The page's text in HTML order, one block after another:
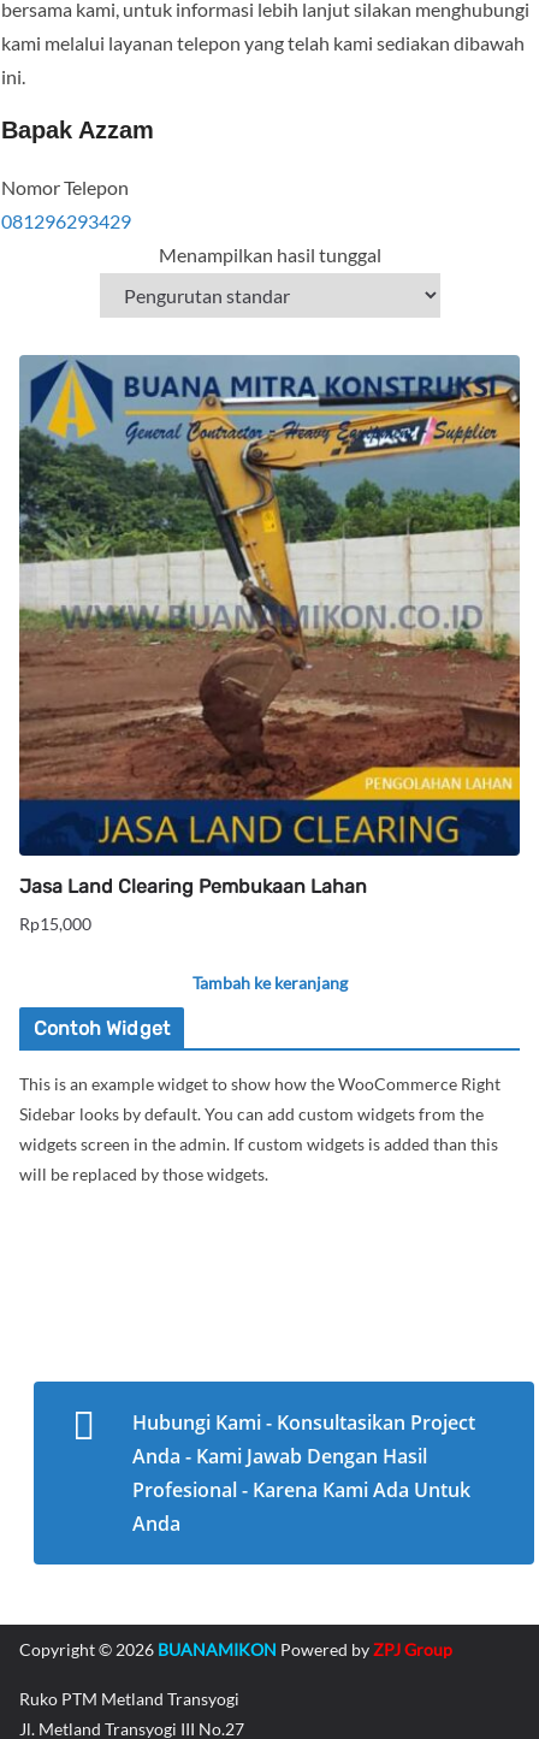
bersama kami, untuk informasi lebih lanjut silakan menghubungi
kami melalui layanan telepon yang telah kami sediakan dibawah
ini.
Bapak Azzam
Nomor Telepon
081296293429
Menampilkan hasil tunggal
Jasa Land Clearing Pembukaan Lahan
Rp15,000
Tambah ke keranjang
Contoh Widget
This is an example widget to show how the WooCommerce Right
Sidebar looks by default. You can add custom widgets from the
widgets screen in the admin. If custom widgets is added than this
will be replaced by those widgets.
Hubungi Kami - Konsultasikan Project
Anda - Kami Jawab Dengan Hasil
Profesional - Karena Kami Ada Untuk
Anda
Copyright © 2026 BUANAMIKON Powered byZPJ Group
Ruko PTM Metland Transyogi
Jl. Metland Transyogi III No.27